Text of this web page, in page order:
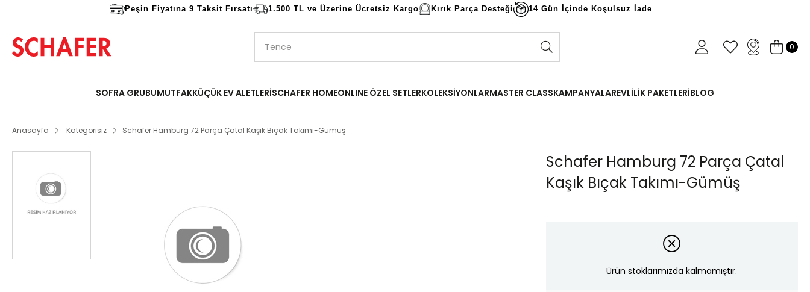
Peşin Fiyatına 9 Taksit Fırsatı 1.500 TL ve Üzerine Ücretsiz Kargo Kırık Parça Desteği 14 Gün İçinde Koşulsuz İade
0
SOFRA GRUBUMUTFAKKÜÇÜK EV ALETLERİSCHAFER HOMEONLINE ÖZEL SETLERKOLEKSİYONLARMASTER CLASSKAMPANYALAREVLİLİK PAKETLERİBLOG
Anasayfa Kategorisiz Schafer Hamburg 72 Parça Çatal Kaşık Bıçak Takımı-Gümüş
Schafer Hamburg 72 Parça Çatal
Kaşık Bıçak Takımı-Gümüş
Ürün stoklarımızda kalmamıştır.